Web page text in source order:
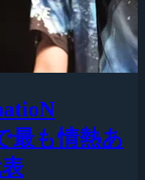
最も情熱あ